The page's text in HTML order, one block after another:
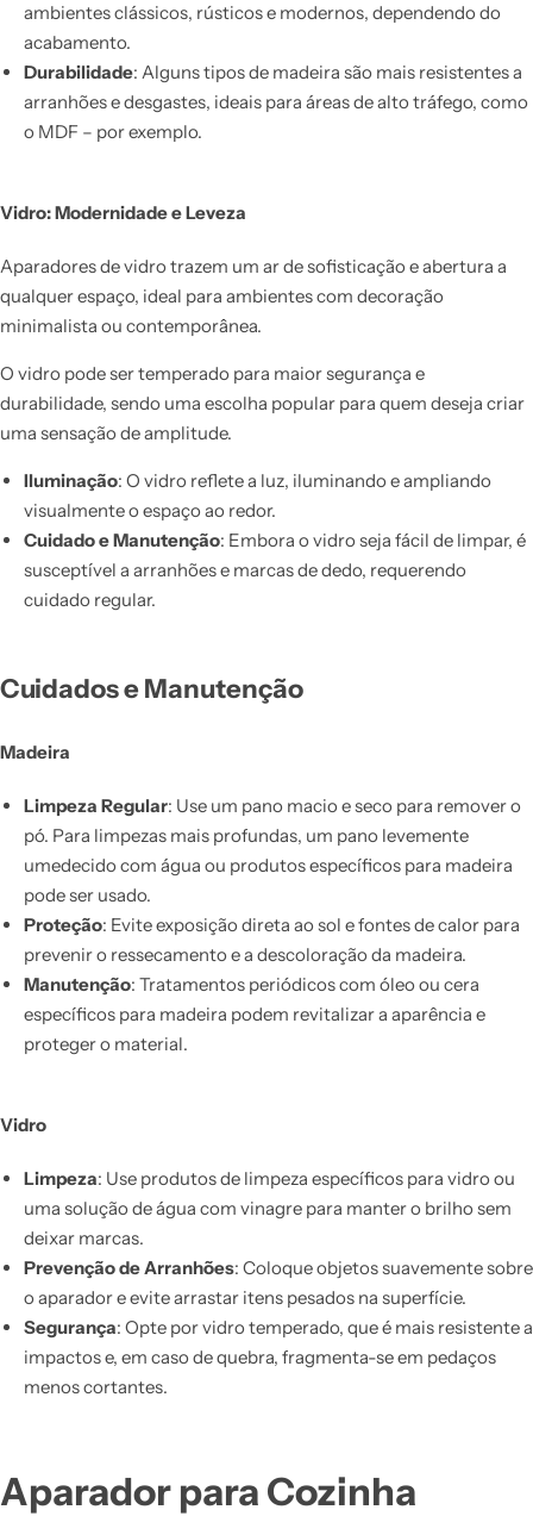
ambientes clássicos, rústicos e modernos, dependendo do
acabamento.
Durabilidade: Alguns tipos de madeira são mais resistentes a
arranhões e desgastes, ideais para áreas de alto tráfego, como
o MDF – por exemplo.
Vidro: Modernidade e Leveza
Aparadores de vidro trazem um ar de sofisticação e abertura a
qualquer espaço, ideal para ambientes com decoração
minimalista ou contemporânea.
O vidro pode ser temperado para maior segurança e
durabilidade, sendo uma escolha popular para quem deseja criar
uma sensação de amplitude.
Iluminação: O vidro reflete a luz, iluminando e ampliando
visualmente o espaço ao redor.
Cuidado e Manutenção: Embora o vidro seja fácil de limpar, é
susceptível a arranhões e marcas de dedo, requerendo
cuidado regular.
Cuidados e Manutenção
Madeira
Limpeza Regular: Use um pano macio e seco para remover o
pó. Para limpezas mais profundas, um pano levemente
umedecido com água ou produtos específicos para madeira
pode ser usado.
Proteção: Evite exposição direta ao sol e fontes de calor para
prevenir o ressecamento e a descoloração da madeira.
Manutenção: Tratamentos periódicos com óleo ou cera
específicos para madeira podem revitalizar a aparência e
proteger o material.
Vidro
Limpeza: Use produtos de limpeza específicos para vidro ou
uma solução de água com vinagre para manter o brilho sem
deixar marcas.
Prevenção de Arranhões: Coloque objetos suavemente sobre
o aparador e evite arrastar itens pesados na superfície.
Segurança: Opte por vidro temperado, que é mais resistente a
impactos e, em caso de quebra, fragmenta-se em pedaços
menos cortantes.
Aparador para Cozinha